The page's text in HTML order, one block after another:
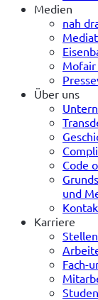
Medien
nah
Über uns
Code
und
Karriere
Fach-